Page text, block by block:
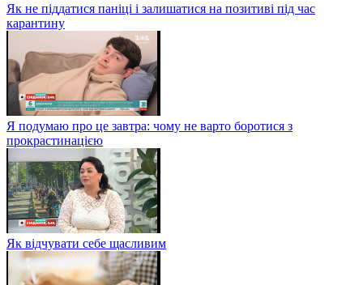
Як не піддатися паніці і залишатися на позитиві під час
карантину
Я подумаю про це завтра: чому не варто боротися з
прокрастинацією
Як відчувати себе щасливим